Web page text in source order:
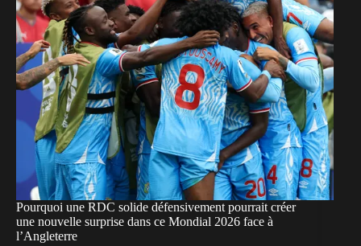
Pourquoi une RDC solide défensivement pourrait créer
une nouvelle surprise dans ce Mondial 2026 face à
l’Angleterre